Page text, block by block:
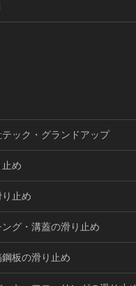
ック・グランドアップ
め
り止め
グ・溝蓋の滑り止め
板の滑り止め